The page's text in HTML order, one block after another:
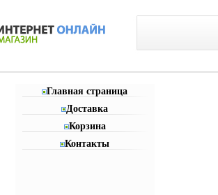
Главная страница
Доставка
Корзина
Контакты